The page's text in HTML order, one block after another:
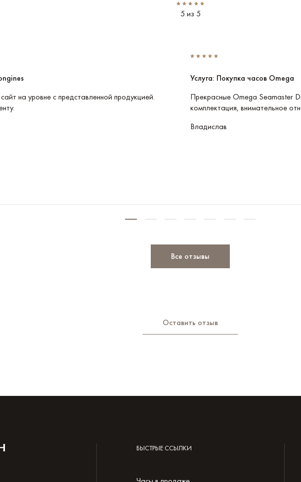
5 из 5
на уровне с представленной продукцией.
Услуга: Покупка часов Omega
Прекрасные Omega Seamaster
комплектация, внимательное
Владислав
Все отзывы
Оставить отзыв
БЫСТРЫЕ ССЫЛКИ